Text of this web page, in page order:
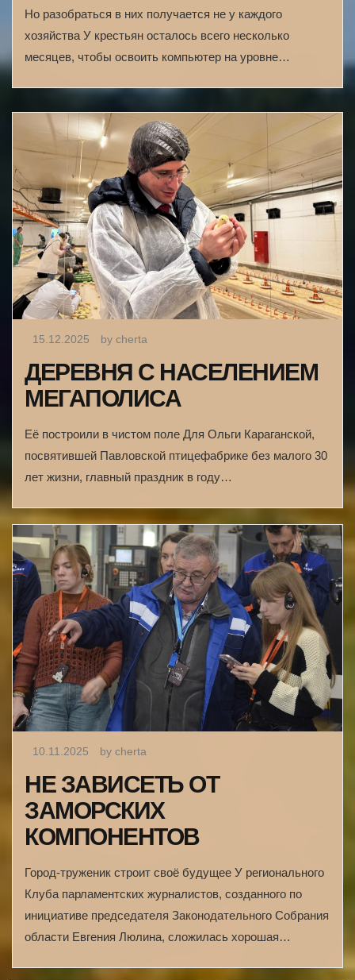
Но разобраться в них получается не у каждого
хозяйства У крестьян осталось всего несколько
месяцев, чтобы освоить компьютер на уровне…
15.12.2025 by cherta
ДЕРЕВНЯ С НАСЕЛЕНИЕМ
МЕГАПОЛИСА
Её построили в чистом поле Для Ольги Караганской,
посвятившей Павловской птицефабрике без малого 30
лет жизни, главный праздник в году…
10.11.2025 by cherta
НЕ ЗАВИСЕТЬ ОТ
ЗАМОРСКИХ
КОМПОНЕНТОВ
Город-труженик строит своё будущее У регионального
Клуба парламентских журналистов, созданного по
инициативе председателя Законодательного Собрания
области Евгения Люлина, сложилась хорошая…